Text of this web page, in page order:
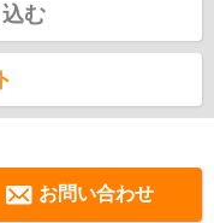
む
お問い合わせ